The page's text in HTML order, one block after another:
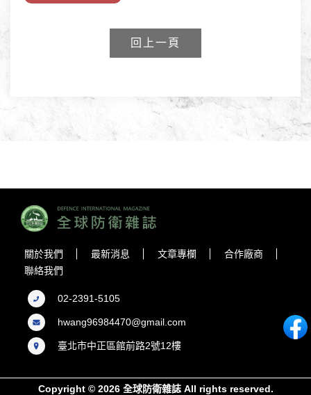
回上一頁
關於我們 最新消息 文章專欄
合作廠商
聯絡我們
02-2391-5105
hwang96984470@gmail.com
臺北市中正區館前路2號12樓
Copyright © 2026 全球防衛雜誌 All rights reserved.